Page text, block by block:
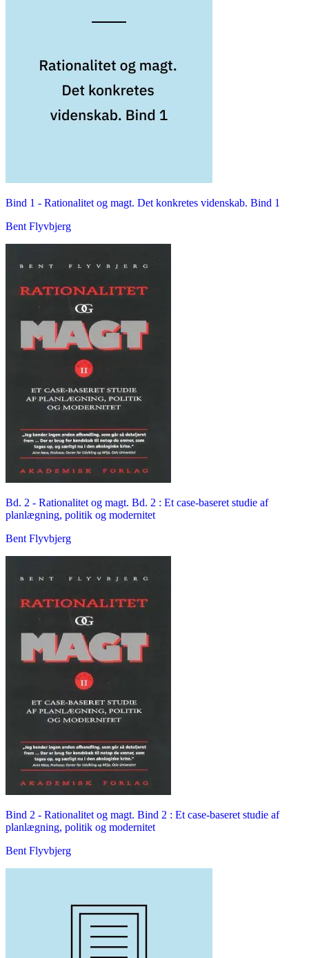
Bind 1 - Rationalitet og magt. Det konkretes videnskab. Bind 1
Bent Flyvbjerg
Bd. 2 - Rationalitet og magt. Bd. 2 : Et case-baseret studie af
planlægning, politik og modernitet
Bent Flyvbjerg
Bind 2 - Rationalitet og magt. Bind 2 : Et case-baseret studie af
planlægning, politik og modernitet
Bent Flyvbjerg